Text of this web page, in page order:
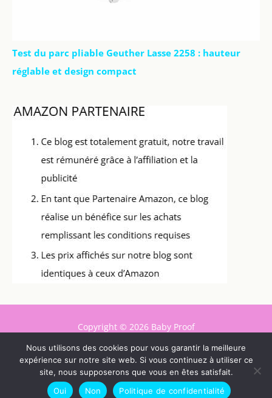
Test du parc pliable Geuther Lasse 2258 : hauteur
réglable et design compact
Copyright © 2026 Baby Proof
Contact
Mentions légales
Politique de confidentialité
Nous utilisons des cookies pour vous garantir la meilleure
expérience sur notre site web. Si vous continuez à utiliser ce
site, nous supposerons que vous en êtes satisfait.
Oui
Non Politique de confidentialité